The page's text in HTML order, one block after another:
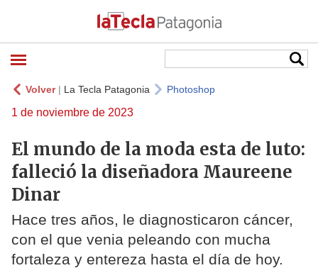
Volver| La Tecla Patagonia Photoshop
1 de noviembre de 2023
El mundo de la moda esta de luto:
falleció la diseñadora Maureene
Dinar
Hace tres años, le diagnosticaron cáncer,
con el que venia peleando con mucha
fortaleza y entereza hasta el día de hoy.